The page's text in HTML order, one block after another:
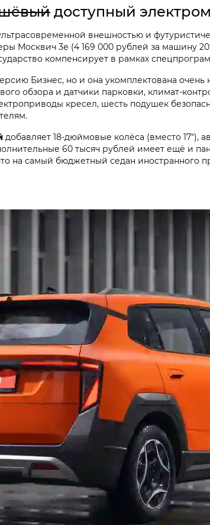
доступный
внешностью и
Москвич 3е (4 169 000 рублей за машину
компенсирует в рамках
Бизнес, но и она укомплектована
обзора и датчики парковки, климат-
кресел, шесть подушек
добавляет 18-дюймовые колёса (вместо 17"),
60 тысяч рублей имеет ещё и
на самый бюджетный седан иностранного